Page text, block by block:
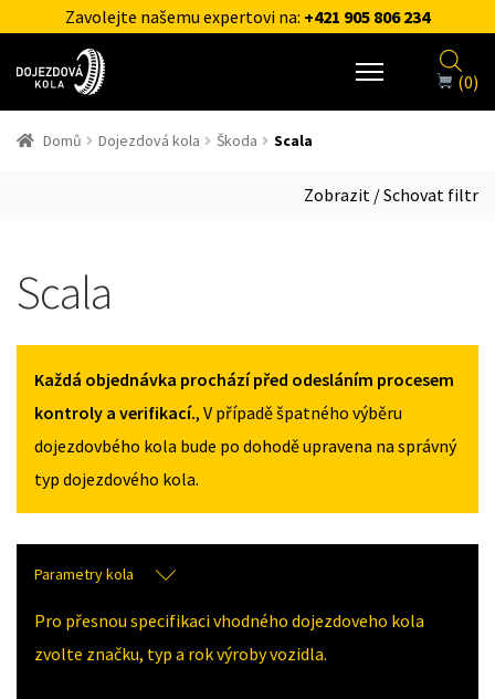
Zavolejte našemu expertovi na: +421 905 806 234
(0)
Domů Dojezdová kola Škoda Scala
Zobrazit / Schovat filtr
Scala
Každá objednávka prochází před odesláním procesem
kontroly a verifikací., V případě špatného výběru
dojezdovbého kola bude po dohodě upravena na správný
typ dojezdového kola.
Parametry kola
Pro přesnou specifikaci vhodného dojezdoveho kola
zvolte značku, typ a rok výroby vozidla.